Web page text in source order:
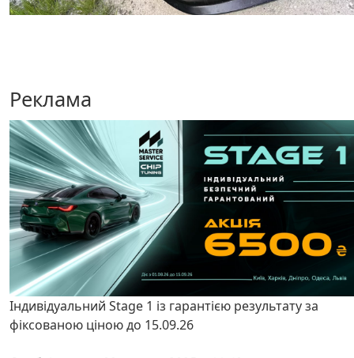
Реклама
Індивідуальний Stage 1 із гарантією результату за
фіксованою ціною до 15.09.26